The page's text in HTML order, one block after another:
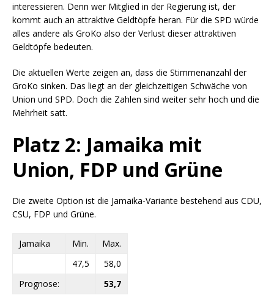
interessieren. Denn wer Mitglied in der Regierung ist, der
kommt auch an attraktive Geldtöpfe heran. Für die SPD würde
alles andere als GroKo also der Verlust dieser attraktiven
Geldtöpfe bedeuten.
Die aktuellen Werte zeigen an, dass die Stimmenanzahl der
GroKo sinken. Das liegt an der gleichzeitigen Schwäche von
Union und SPD. Doch die Zahlen sind weiter sehr hoch und die
Mehrheit satt.
Platz 2: Jamaika mit
Union, FDP und Grüne
Die zweite Option ist die Jamaika-Variante bestehend aus CDU,
CSU, FDP und Grüne.
Jamaika Min.
Max.
47,5
58,0
Prognose:
53,7